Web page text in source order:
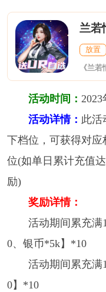
放置
活动时间： 2023
活动详情： 此活
下档位，可获得对
位(如单日累计充值
励)
奖励详情：
活动期间累充满
0、银币*5k】*10
活动期间累充满
0】*10